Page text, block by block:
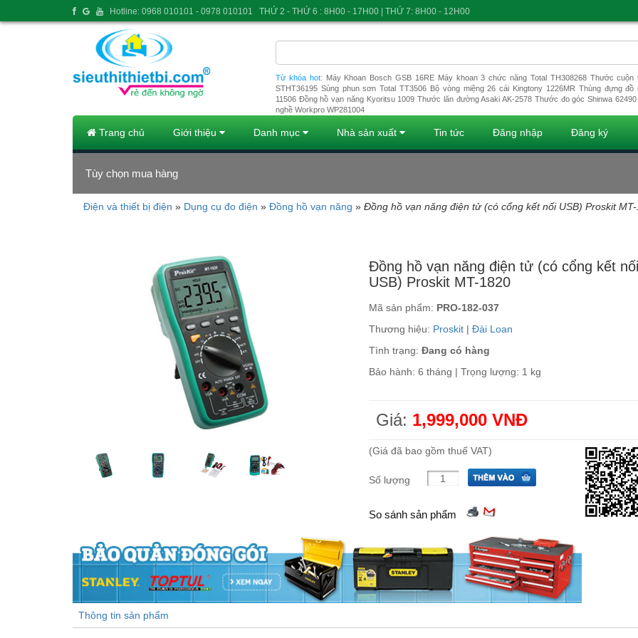
Từ khóa hot: Máy Khoan Bosch GSB 16RE Máy khoan 3 chức năng Total TH308268 Thước cuộn
STHT36195 Súng phun sơn Total TT3506 Bộ vòng miệng 26 cái Kingtony 1226MR Thùng đựng đồ
11506 Đồng hồ vạn năng Kyoritsu 1009 Thước lăn đường Asaki AK-2578 Thước đo góc Shinwa 62490
nghề Workpro WP281004
Trang chủ Giới thiệu Danh mục Nhà sản xuất Tin tức Đăng nhập Đăng ký
Tùy chọn mua hàng
Đang tải dữ liệu
Điện và thiết bị điện » Dụng cụ đo điện » Đồng hồ vạn năng » Đồng hồ vạn năng điện tử (có cổng kết nối USB) Proskit
Đồng hồ vạn năng điện tử (có cổng kết nối
USB) Proskit MT-1820
Mã sản phẩm: PRO-182-037
Thương hiệu: Proskit |Đài Loan
Tình trạng: Đang có hàng
Bảo hành: 6 tháng | Trọng lượng: 1 kg
Giá: 1,999,000 VNĐ
(Giá đã bao gồm thuế VAT)
Số lượng
So sánh sản phẩm
Thông tin sản phẩm
Hotline: 0968 010101 - 0978 010101 THỨ 2 - THỨ 6 : 8H00 - 17H00 | THỨ 7: 8H00 - 12H00